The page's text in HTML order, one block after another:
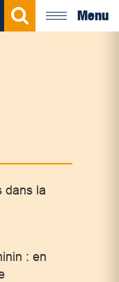
Menu
dans la
: en